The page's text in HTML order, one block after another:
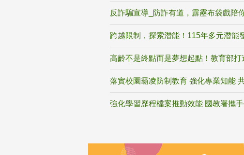
反詐騙宣導_防詐有道，霹靂布袋戲陪
跨越限制，探索潛能！115年多元潛能
高齡不是終點而是夢想起點！教育部
落實校園霸凌防制教育 強化專業知能
強化學習歷程檔案推動效能 國教署攜